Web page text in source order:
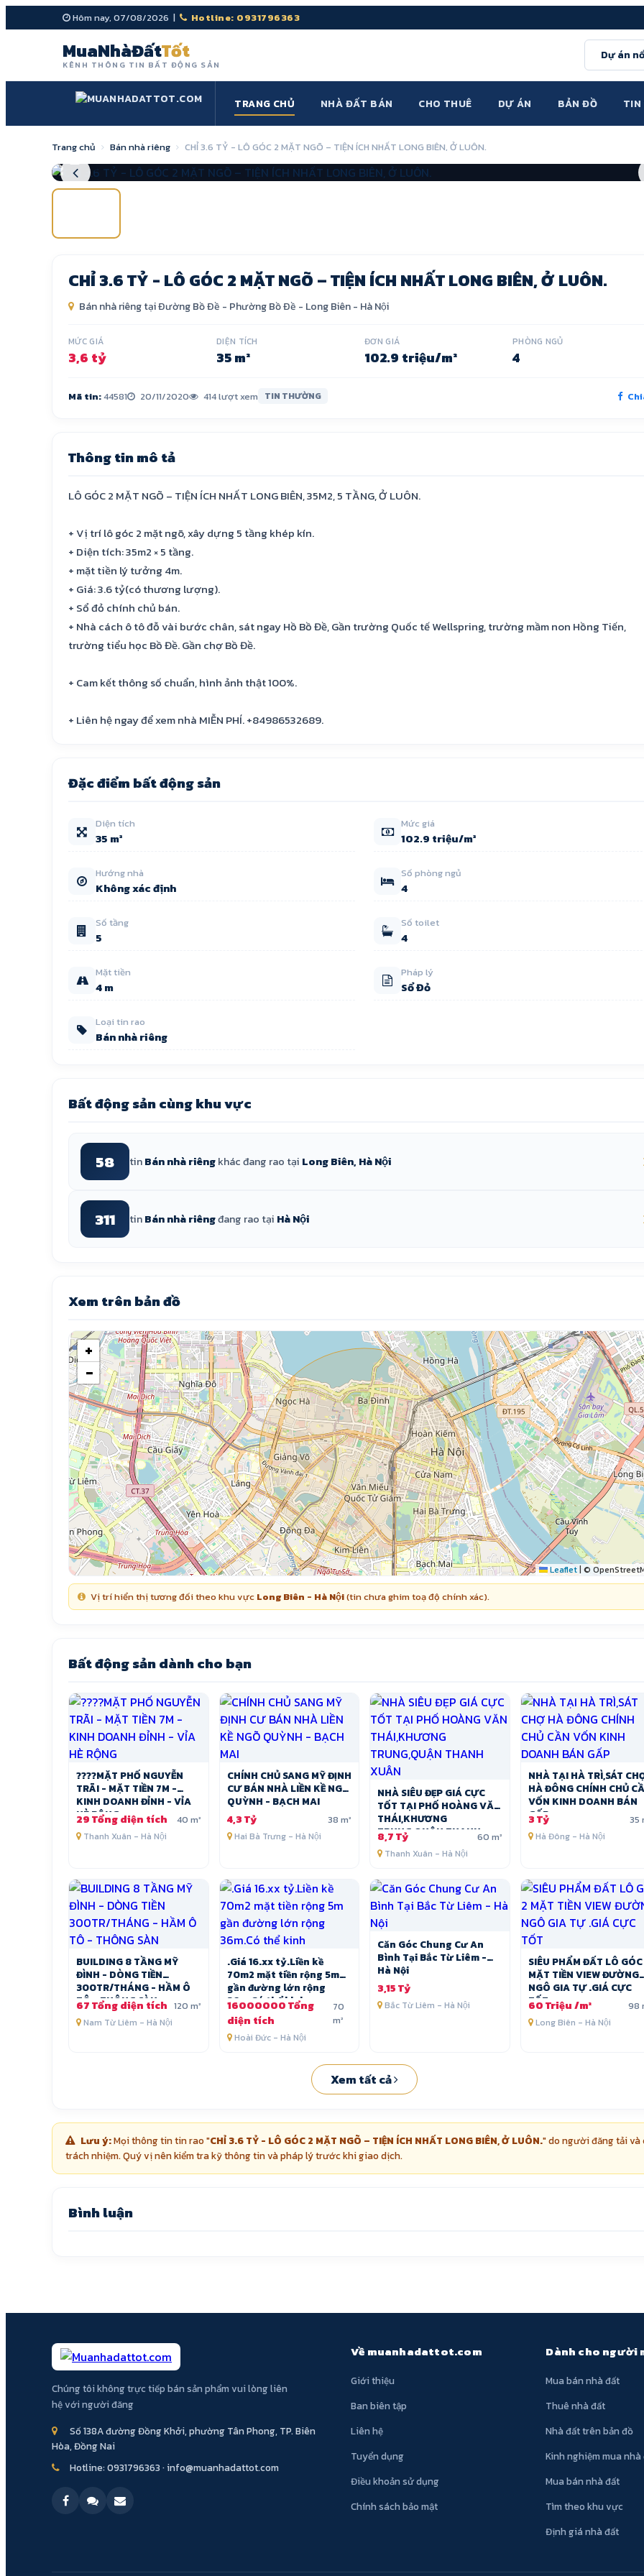
Hôm nay, 07/08/2026 | Hotline: 0931796363
MuaNhàĐấtTốt
KÊNH THÔNG TIN BẤT ĐỘNG SẢN
Dự án
TRANG CHỦ NHÀ ĐẤT BÁN CHO THUÊ DỰ ÁN BẢN ĐỒ TIN
Trang chủ Bán nhà riêng
CHỈ 3.6 TỶ - LÔ GÓC 2 MẶT NGÕ – TIỆN ÍCH NHẤT LONG BIÊN, Ở LUÔN.
1/5
CHỈ 3.6 TỶ - LÔ GÓC 2 MẶT NGÕ – TIỆN ÍCH NHẤT LONG BIÊN, Ở LUÔN.
Bán nhà riêng tại Đường Bồ Đề - Phường Bồ Đề - Long Biên- Hà Nội
MỨC GIÁ
3,6 tỷ
DIỆN TÍCH
35 m²
ĐƠN GIÁ
102.9 triệu/m²
PHÒNG NGỦ
4
Mã tin:44581 20/11/2020 414 lượt xem TIN THƯỜNG
Thông tin mô tả
LÔ GÓC 2 MẶT NGÕ – TIỆN ÍCH NHẤT LONG BIÊN, 35M2, 5 TẦNG, Ở LUÔN.
+ Vị trí lô góc 2 mặt ngõ, xây dựng 5 tầng khép kín.
+ Diện tích: 35m2 × 5 tầng.
+ mặt tiền lý tưởng 4m.
+ Giá: 3.6 tỷ(có thương lượng).
+ Sổ đỏ chính chủ bán.
+ Nhà cách ô tô đỗ vài bước chân, sát ngay Hồ Bồ Đề, Gần trường Quốc tế Wellspring, trường mầm non Hồng Tiến,
trường tiểu học Bồ Đề. Gần chợ Bồ Đề.
+ Cam kết thông số chuẩn, hình ảnh thật 100%.
+ Liên hệ ngay để xem nhà MIỄN PHÍ. +84986532689.
Đặc điểm bất động sản
Diện tích
35 m²
Mức giá
102.9 triệu/m²
Hướng nhà
Không xác định
Số phòng ngủ
4
Số tầng
5
Số toilet
4
Mặt tiền
4 m
Pháp lý
Sổ Đỏ
Loại tin rao
Bán nhà riêng
Bất động sản cùng khu vực
58 tinBán nhà riêngkhác đang rao tại Long Biên, Hà Nội
311 tinBán nhà riêngđang rao tại Hà Nội
Xem trên bản đồ
+
−
Leaflet| ©
Vị trí hiển thị tương đối theo khu vực Long Biên - Hà Nội(tin chưa ghim toạ độ chính xác).
Bất động sản dành cho bạn
????MẶT PHỐ NGUYỄN
TRÃI - MẶT TIỀN 7M -
KINH DOANH ĐỈNH - VỈA
HÈ RỘNG
29 Tổng diện tích 40 m²
Thanh Xuân - Hà Nội
CHÍNH CHỦ SANG MỸ ĐỊNH
CƯ BÁN NHÀ LIỀN KỀ NGÕ
QUỲNH - BẠCH MAI
4,3 Tỷ 38 m²
Hai Bà Trưng - Hà Nội
NHÀ SIÊU ĐẸP GIÁ CỰC
TỐT TẠI PHỐ HOÀNG VĂN
THÁI,KHƯƠNG
TRUNG,QUẬN THANH
XUÂN
8,7 Tỷ 60 m²
Thanh Xuân - Hà Nội
NHÀ TẠI HÀ TRÌ,SÁT
HÀ ĐÔNG CHÍNH CHỦ
VỐN KINH DOANH BÁN
GẤP
3 Tỷ 35
Hà Đông - Hà Nội
BUILDING 8 TẦNG MỸ
ĐÌNH - DÒNG TIỀN
300TR/THÁNG - HẦM Ô
TÔ - THÔNG SÀN
67 Tổng diện tích 120 m²
Nam Từ Liêm - Hà Nội
.Giá 16.xx tỷ.Liền kề
70m2 mặt tiền rộng 5m
gần đường lớn rộng
36m.Có thể kinh
16000000 Tổng
diện tích
70
m²
Hoài Đức - Hà Nội
Căn Góc Chung Cư An
Bình Tại Bắc Từ Liêm -
Hà Nội
3,15 Tỷ
Bắc Từ Liêm - Hà Nội
SIÊU PHẨM ĐẤT LÔ
MẶT TIỀN VIEW ĐƯỜNG
NGÔ GIA TỰ .GIÁ CỰC
TỐT
60 Triệu /m² 98
Long Biên - Hà Nội
Xem tất cả
Lưu ý:Mọi thông tin tin rao "CHỈ 3.6 TỶ - LÔ GÓC 2 MẶT NGÕ – TIỆN ÍCH NHẤT LONG BIÊN, Ở LUÔN." do người đăng tải và
trách nhiệm. Quý vị nên kiểm tra kỹ thông tin và pháp lý trước khi giao dịch.
Bình luận
Chúng tôi không trực tiếp bán sản phẩm vui lòng liên
hệ với người đăng
Số 138A đường Đồng Khởi, phường Tân Phong, TP. Biên
Hòa, Đồng Nai
Hotline:0931796363 · info@muanhadattot.com
Về muanhadattot.com
Giới thiệu
Ban biên tập
Liên hệ
Tuyển dụng
Điều khoản sử dụng
Chính sách bảo mật
Dành cho người
Mua bán nhà đất
Thuê nhà đất
Nhà đất trên bản đồ
Kinh nghiệm mua
Mua bán nhà đất
Tìm theo khu vực
Định giá nhà đất